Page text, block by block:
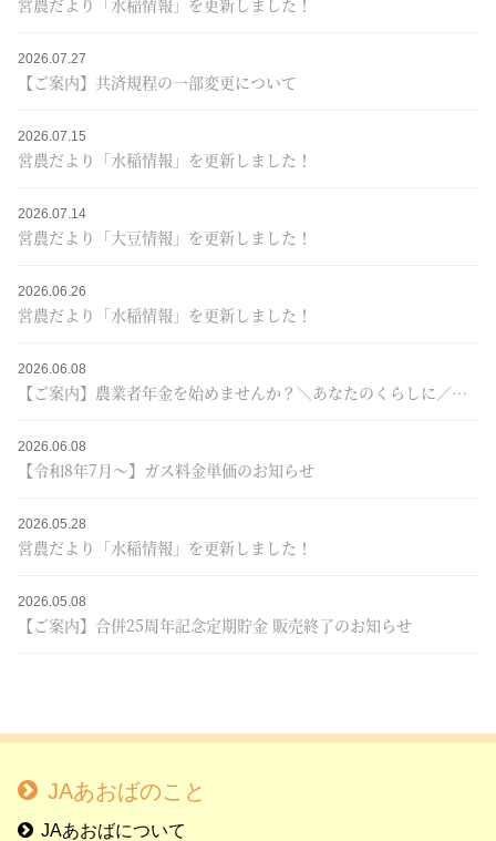
営農だより「水稲情報」を更新しました！
2026.07.27
【ご案内】共済規程の一部変更について
2026.07.15
営農だより「水稲情報」を更新しました！
2026.07.14
営農だより「大豆情報」を更新しました！
2026.06.26
営農だより「水稲情報」を更新しました！
2026.06.08
【ご案内】農業者年金を始めませんか？＼あなたのくらしに／＋JAプレゼントキャンペーン♪
2026.06.08
【令和8年7月～】ガス料金単価のお知らせ
2026.05.28
営農だより「水稲情報」を更新しました！
2026.05.08
【ご案内】合併25周年記念定期貯金 販売終了のお知らせ
JAあおばのこと
JAあおばについて